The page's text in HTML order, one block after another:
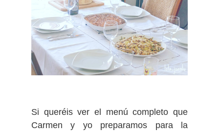
Si queréis ver el menú completo que
Carmen y yo preparamos para la